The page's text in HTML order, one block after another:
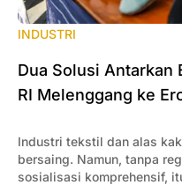
INDUSTRI
Dua Solusi Antarkan
RI Melenggang ke
Industri tekstil dan alas
bersaing. Namun, tanpa
sosialisasi komprehensif,